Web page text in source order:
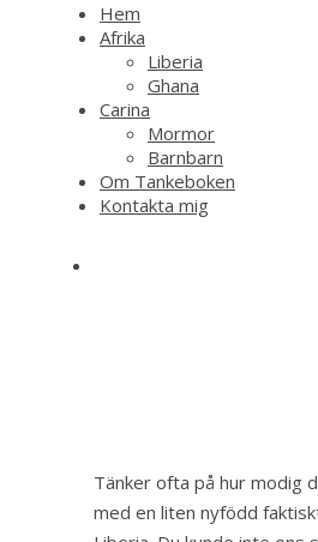
Hem
Afrika
Liberia
Ghana
Carina
Mormor
Barnbarn
Om Tankeboken
Kontakta mig
Tänker ofta på hur modig
med en liten nyfödd